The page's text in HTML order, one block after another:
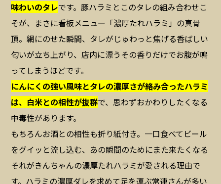
味わいのタレです。豚ハラミとこのタレの組み合わせこ
そが、まさに看板メニュー「濃厚たれハラミ」の真骨
頂。網にのせた瞬間、タレがじゅわっと焦げる香ばしい
匂いが立ち上がり、店内に漂うその香りだけでお腹が鳴
ってしまうほどです。
にんにくの強い風味とタレの濃厚さが絡み合ったハラミ
は、白米との相性が抜群で、思わずおかわりしたくなる
中毒性があります。
もちろんお酒との相性も折り紙付き。一口食べてビール
をグイッと流し込む、あの瞬間のためにまた来たくなる――
それがきんちゃんの濃厚たれハラミが愛される理由で
す。ハラミの濃厚ダレを求めて足を運ぶ常連さんが多い